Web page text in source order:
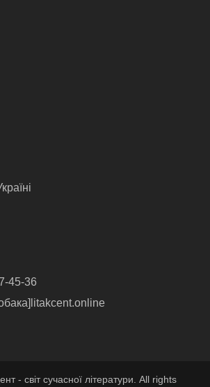
45-36
- світ сучасної літератури. All rights